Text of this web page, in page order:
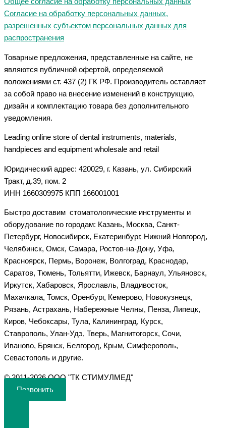
Согласие на обработку персональных данных,
разрешенных субъектом персональных данных для
распространения
Товарные предложения, представленные на сайте, не
являются публичной офертой, определяемой
положениями ст. 437 (2) ГК РФ. Производитель оставляет
за собой право на внесение изменений в конструкцию,
дизайн и комплектацию товара без дополнительного
уведомления.
Leading online store of dental instruments, materials,
handpieces and equipment wholesale and retail
Юридический адрес: 420029, г. Казань, ул. Сибирский
Тракт, д.39, пом. 2
ИНН 1660309975 КПП 166001001
Быстро доставим стоматологические инструменты и
оборудование по городам: Казань, Москва, Санкт-
Петербург, Новосибирск, Екатеринбург, Нижний Новгород,
Челябинск, Омск, Самара, Ростов-на-Дону, Уфа,
Красноярск, Пермь, Воронеж, Волгоград, Краснодар,
Саратов, Тюмень, Тольятти, Ижевск, Барнаул, Ульяновск,
Иркутск, Хабаровск, Ярославль, Владивосток,
Махачкала, Томск, Оренбург, Кемерово, Новокузнецк,
Рязань, Астрахань, Набережные Челны, Пенза, Липецк,
Киров, Чебоксары, Тула, Калининград, Курск,
Ставрополь, Улан-Удэ, Тверь, Магнитогорск, Сочи,
Иваново, Брянск, Белгород, Крым, Симферополь,
Севастополь и другие.
©️ 2011-2026 ООО "ТК СТИМУЛМЕД"
Позвонить